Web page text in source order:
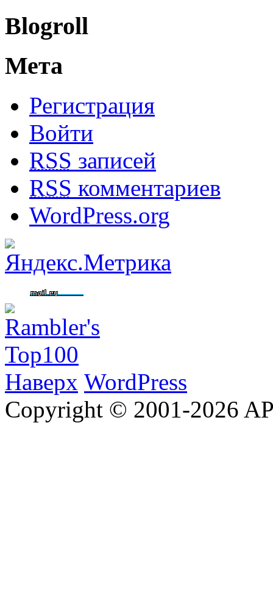
Blogroll
Мета
Регистрация
Войти
RSS записей
RSS комментариев
WordPress.org
Наверх WordPress
Copyright © 2001-2026